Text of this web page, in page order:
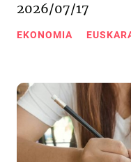
2026/07/17
EKONOMIA